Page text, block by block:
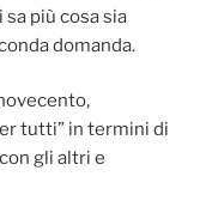
sa più cosa sia
domanda.
tutti” in termini di
gli altri e